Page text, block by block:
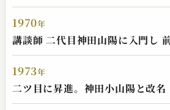
1970年
講談師 二代目神田山陽に入門し
1973年
二ツ目に昇進。神田小山陽と改名